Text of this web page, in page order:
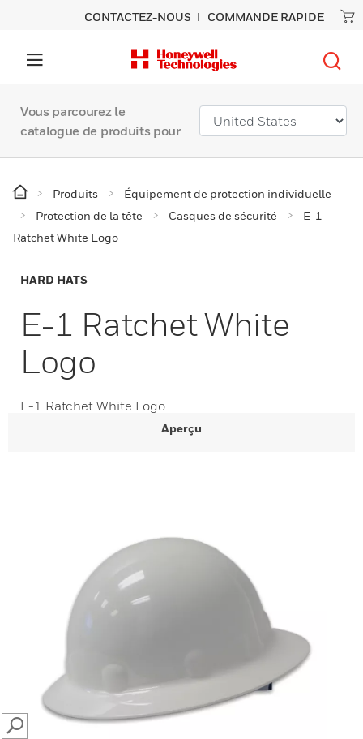
CONTACTEZ-NOUS COMMANDE RAPIDE
Vous parcourez le
catalogue de produits pour
Produits
Équipement de protection individuelle
Protection de la tête
Casques de sécurité
E-1
Ratchet White Logo
HARD HATS
E-1 Ratchet White
Logo
E-1 Ratchet White Logo
Aperçu
SEARCH